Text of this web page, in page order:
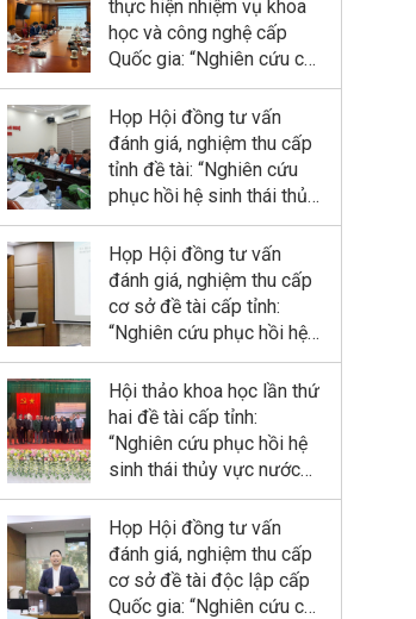
thực hiện nhiệm vụ khoa
học và công nghệ cấp
Quốc gia: “Nghiên cứu cơ
sở khoa học và đề xuất
giải pháp công nghệ thủy
lợi - lâm nghiệp kết hợp
phục hồi và phát triển
rừng ngập mặn tại Khu
Hồng”
Họp Hội đồng tư vấn
đánh giá, nghiệm thu cấp
tỉnh đề tài: “Nghiên cứu
phục hồi hệ sinh thái thủy
vực nước ngọt (ao, đầm)
bị suy thoái nhằm sử
dụng hợp lý cho phát
triển bền vững kinh tế quy
mô nhỏ tỉnh Ninh Bình”
Họp Hội đồng tư vấn
đánh giá, nghiệm thu cấp
cơ sở đề tài cấp tỉnh:
“Nghiên cứu phục hồi hệ
sinh thái thủy vực nước
ngọt (ao, đầm) bị suy
thoái nhằm sử dụng hợp
lý cho phát triển bền vững
kinh tế quy mô nhỏ tỉnh
Hội thảo khoa học lần thứ
hai đề tài cấp tỉnh:
“Nghiên cứu phục hồi hệ
sinh thái thủy vực nước
ngọt (ao, đầm) bị suy
thoái nhằm sử dụng hợp
lý cho phát triển bền vững
kinh tế quy mô nhỏ tỉnh
Ninh Bình”
Họp Hội đồng tư vấn
đánh giá, nghiệm thu cấp
cơ sở đề tài độc lập cấp
Quốc gia: “Nghiên cứu cơ